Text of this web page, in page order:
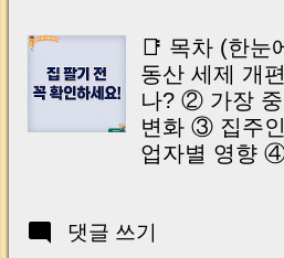
이는 가장 긴장되는 순간 입
중개 현장에서 겪었던 일
시, 이체 한도에 막혀 송금
서 계약이 무산될 뻔한 아
다. 또 어떤 분은 이렇게 말
인데 왜 내 통장으로 안 들
사실은 ‘구조’를 몰라서 생
서 오늘은 잔금일에 실제로
📑 목차 (한
동산 세제 개
나? ② 가장
변화 ③ 집주
업자별 영향 ④
Contents
댓글 쓰기